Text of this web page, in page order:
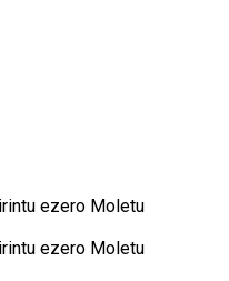
ezero Moletu
ezero Moletu